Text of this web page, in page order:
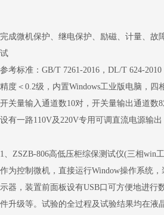
完成微机保护、继电保护、励磁、计量、故
试
参考标准：GB/T 7261-2016，DL/T 624-2010
精度＜0.2级，内置Windows工业版电脑，四
开关量输入通道数10对，开关量输出通道数
设有一路110V及220V专用可调直流电源输出
1、 ZSZB-806高低压柜综保测试仪(三相win
作为控制微机，直接运行Window操作系统，
示器，装置前面板设有USB口可方便地进行
件升级等。 试验的全过程及试验结果均在液